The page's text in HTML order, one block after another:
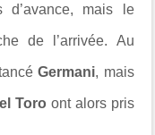
d’avance, mais le
de l’arrivée. Au
Germani, mais
Toro ont alors pris